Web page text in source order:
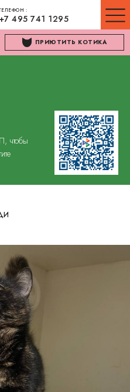
:
+7 495 741 1295
ПРИЮТИТЬ КОТИКА
чтобы